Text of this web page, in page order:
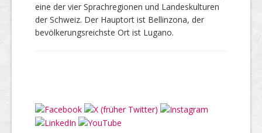
eine der vier Sprachregionen und Landeskulturen
der Schweiz. Der Hauptort ist Bellinzona, der
bevölkerungsreichste Ort ist Lugano.